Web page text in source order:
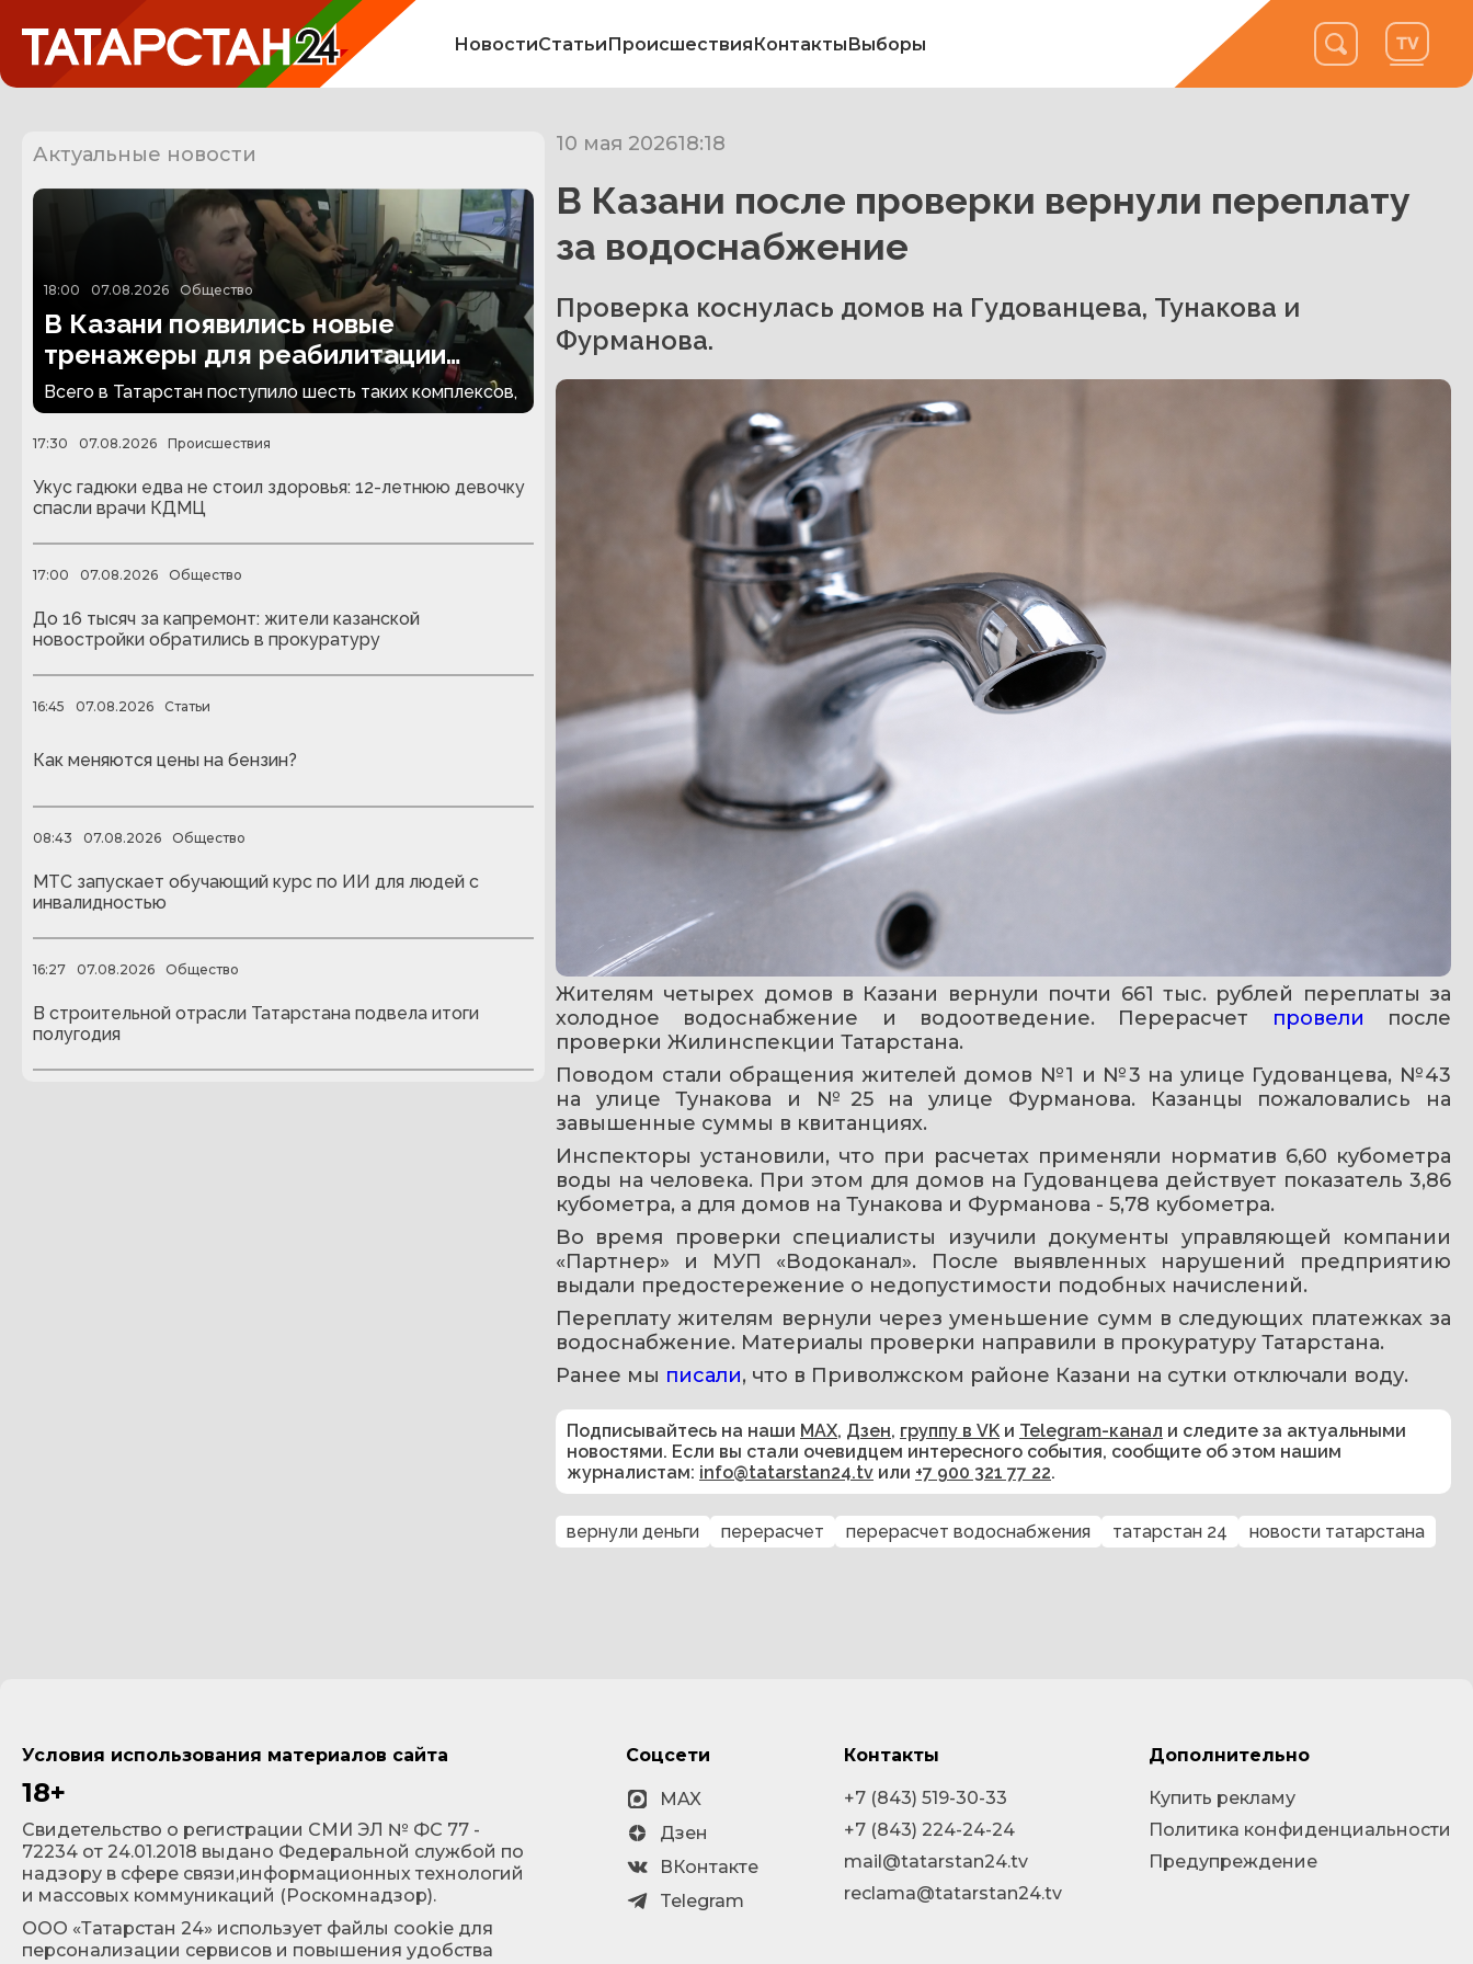
НовостиСтатьиПроисшествияКонтактыВыборы
Актуальные новости
18:00 07.08.2026 Общество
В Казани появились новые
тренажеры для реабилитации
людей с ампутациями
Всего в Татарстан поступило шесть таких комплексов,
17:30 07.08.2026 Происшествия
Укус гадюки едва не стоил здоровья: 12-летнюю девочку
спасли врачи КДМЦ
17:00 07.08.2026 Общество
До 16 тысяч за капремонт: жители казанской
новостройки обратились в прокуратуру
16:45 07.08.2026 Статьи
Как меняются цены на бензин?
08:43 07.08.2026 Общество
МТС запускает обучающий курс по ИИ для людей с
инвалидностью
16:27 07.08.2026 Общество
В строительной отрасли Татарстана подвела итоги
полугодия
10 мая 202618:18
В Казани после проверки вернули переплату
за водоснабжение
Проверка коснулась домов на Гудованцева, Тунакова и
Фурманова.
Жителям четырех домов в Казани вернули почти 661 тыс. рублей переплаты за
холодное водоснабжение и водоотведение. Перерасчет
провели после
проверки Жилинспекции Татарстана.
Поводом стали обращения жителей домов №1 и №3 на улице Гудованцева, №43
на улице Тунакова и №25 на улице Фурманова. Казанцы пожаловались на
завышенные суммы в квитанциях.
Инспекторы установили, что при расчетах применяли норматив 6,60 кубометра
воды на человека. При этом для домов на Гудованцева действует показатель 3,86
кубометра, а для домов на Тунакова и Фурманова - 5,78 кубометра.
Во время проверки специалисты изучили документы управляющей компании
«Партнер» и МУП «Водоканал». После выявленных нарушений предприятию
выдали предостережение о недопустимости подобных начислений.
Переплату жителям вернули через уменьшение сумм в следующих платежках за
водоснабжение. Материалы проверки направили в прокуратуру Татарстана.
Ранее мы писали, что в Приволжском районе Казани на сутки отключали воду.
Подписывайтесь на наши MAX, Дзен, группу в VK и Telegram-канал и следите за актуальными
новостями. Если вы стали очевидцем интересного события, сообщите об этом нашим
журналистам: info@tatarstan24.tv или +7 900 321 77 22.
вернули деньги перерасчет перерасчет водоснабжения татарстан 24 новости татарстана
Условия использования материалов сайта
18+
Cвидетельство о регистрации СМИ ЭЛ № ФС 77 -
72234 от 24.01.2018 выдано Федеральной службой по
надзору в сфере связи,информационных технологий
и массовых коммуникаций (Роскомнадзор).
ООО «Татарстан 24» использует файлы cookie для
персонализации сервисов и повышения удобства
Соцсети
MAX
Дзен
ВКонтакте
Telegram
Контакты
+7 (843) 519-30-33
+7 (843) 224-24-24
mail@tatarstan24.tv
reclama@tatarstan24.tv
Дополнительно
Купить рекламу
Политика конфиденциальности
Предупреждение